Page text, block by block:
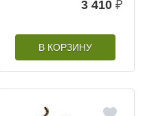
3 410 ₽
В КОРЗИНУ